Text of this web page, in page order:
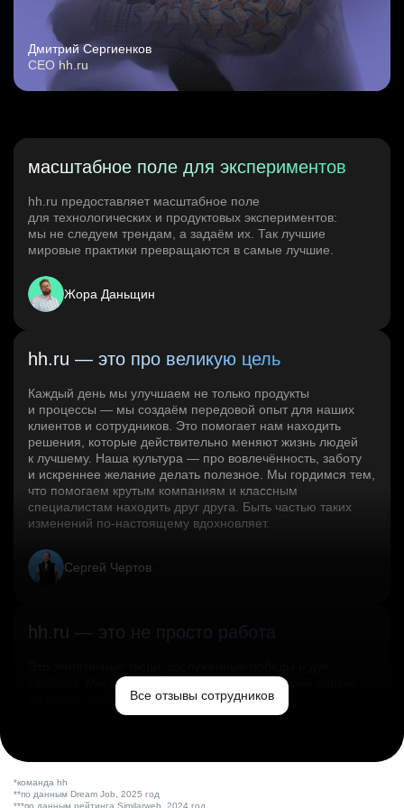
Дмитрий Сергиенков
CEO hh.ru
масштабное поле для экспериментов
hh.ru предоставляет масштабное поле
для технологических и продуктовых экспериментов:
мы не следуем трендам, а задаём их. Так лучшие
мировые практики превращаются в самые лучшие.
Жора Даньщин
hh.ru — это про великую цель
Каждый день мы улучшаем не только продукты
и процессы — мы создаём передовой опыт для наших
клиентов и сотрудников. Это помогает нам находить
решения, которые действительно меняют жизнь людей
к лучшему. Наша культура — про вовлечённость, заботу
и искреннее желание делать полезное. Мы гордимся тем,
что помогаем крутым компаниям и классным
специалистам находить друг друга. Быть частью таких
изменений по‑настоящему вдохновляет.
Сергей Чертов
hh.ru — это не просто работа
свободы. Мы помогаем миру и создаём лучший сервис
по поиску работы в стране.Все отзывы сотрудников
*команда hh
**по данным Dream Job, 2025 год
***по данным рейтинга Similarweb, 2024 год